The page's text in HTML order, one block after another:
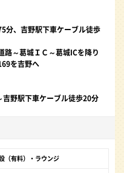
分、吉野駅下車ケーブル徒歩
路～葛城ＩＣ～葛城ICを降り
を吉野へ
野駅下車ケーブル徒歩20分
（有料）・ラウンジ